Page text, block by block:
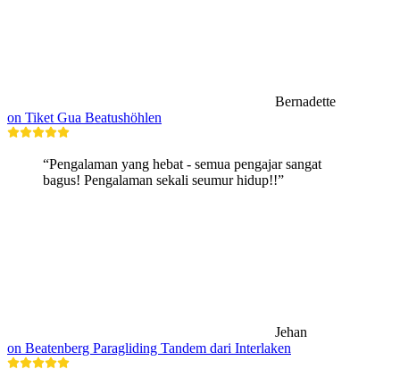
Bernadette
on Tiket Gua Beatushöhlen
“Pengalaman yang hebat - semua pengajar sangat
bagus! Pengalaman sekali seumur hidup!!”
Jehan
on Beatenberg Paragliding Tandem dari Interlaken